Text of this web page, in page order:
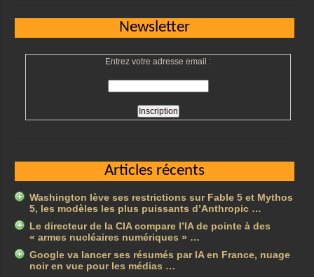
Newsletter
Entrez votre adresse email :
Articles récents
Washington lève ses restrictions sur Fable 5 et Mythos
5, les modèles les plus puissants d’Anthropic …
Le directeur de la CIA compare l’IA de pointe à des
« armes nucléaires numériques » …
Google va lancer ses résumés par IA en France, nuage
noir en vue pour les médias …